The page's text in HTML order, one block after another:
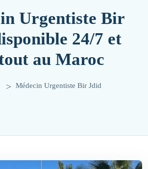
Urgentiste Bir
24/7 et
au Maroc
Médecin Urgentiste Bir Jdid